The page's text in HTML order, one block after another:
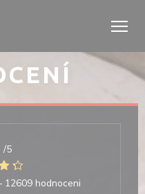
/5
12609 hodnoceni